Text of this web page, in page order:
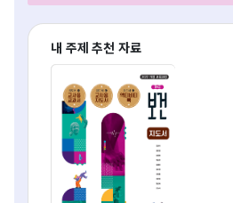
내 주제 추천 자료